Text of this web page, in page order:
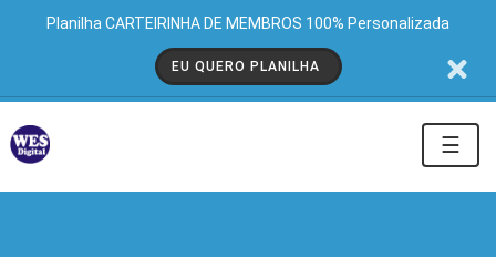
Planilha CARTEIRINHA DE MEMBROS 100% Personalizada
EU QUERO PLANILHA
☰